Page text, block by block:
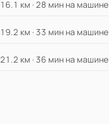
16.1 км · 28 мин на машине
19.2 км · 33 мин на машине
21.2 км · 36 мин на машине